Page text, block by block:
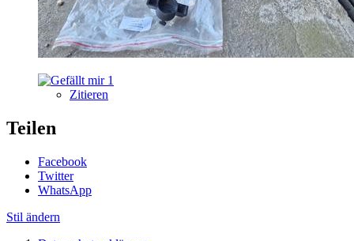
1
Zitieren
Teilen
Facebook
Twitter
WhatsApp
Stil ändern